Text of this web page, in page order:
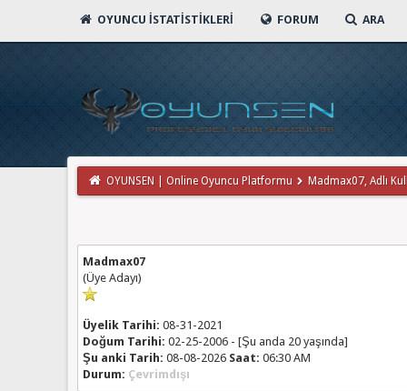
OYUNCU İSTATISTIKLERI FORUM ARA
OYUNSEN | Online Oyuncu Platformu Madmax07, Adlı
Madmax07
(Üye Adayı)
Üyelik Tarihi: 08-31-2021
Doğum Tarihi: 02-25-2006 - [Şu anda 20 yaşında]
Şu anki Tarih: 08-08-2026 Saat: 06:30 AM
Durum: Çevrimdışı